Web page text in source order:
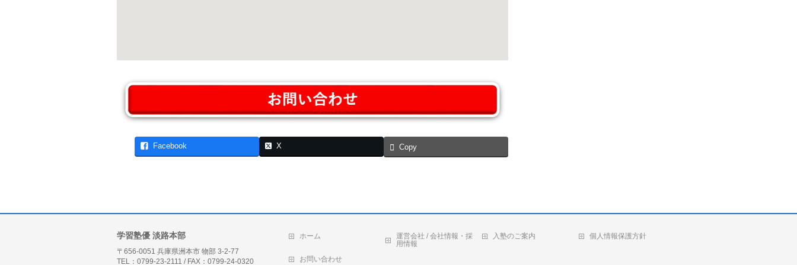
Facebook X Copy
学習塾優 淡路本部
〒656-0051 兵庫県洲本市 物部 3-2-77
TEL：0799-23-2111 / FAX：0799-24-0320
ホーム
運営会社 / 会社情報・採
用情報
入塾のご案内 個人情報保護方針
お問い合わせ